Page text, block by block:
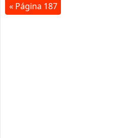
« Página 187